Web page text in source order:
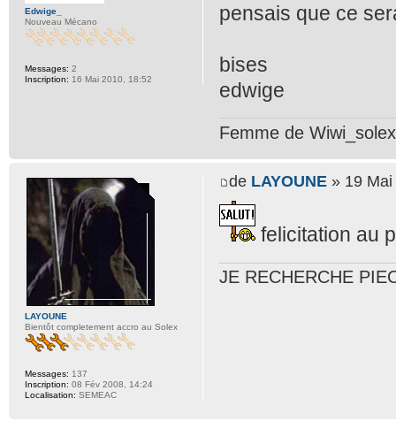
pensais que ce
bises
edwige
Femme de
Edwige_
Nouveau Mécano
Messages: 2
Inscription: 16 Mai 2010, 18:52
de LAYOUNE » 19
felicitation au
JE RECHERCHE
LAYOUNE
Bientôt completement accro au Solex
Messages: 137
Inscription: 08 Fév 2008, 14:24
Localisation: SEMEAC